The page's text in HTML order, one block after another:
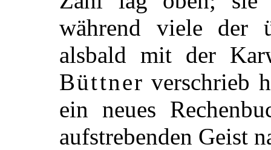
während viele der
alsbald mit der
Büttner verschrieb
ein neues
aufstrebenden Geist